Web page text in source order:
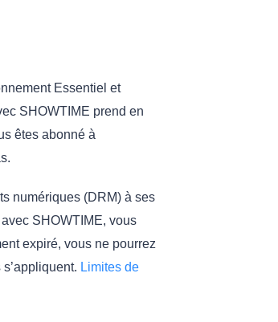
Essentiel et
SHOWTIME prend en
êtes abonné à
numériques (DRM) à ses
SHOWTIME, vous
expiré, vous ne pourrez
Limites de